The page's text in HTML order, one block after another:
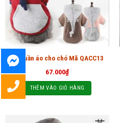
Bộ quần áo cho chó Mã QACC13
67.000₫
THÊM VÀO GIỎ HÀNG